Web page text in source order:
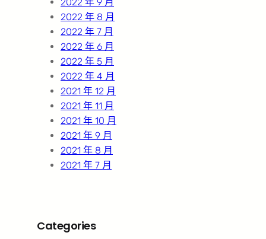
2022 年 8 月
2022 年 7 月
2022 年 6 月
2022 年 5 月
2022 年 4 月
2021 年 12 月
2021 年 11 月
2021 年 10 月
2021 年 9 月
2021 年 8 月
2021 年 7 月
Categories